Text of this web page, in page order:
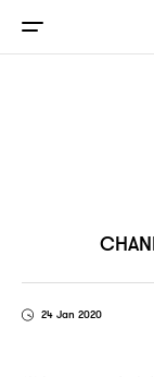
24 Jan 2020
延續與